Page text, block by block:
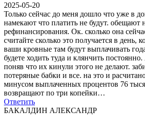
2025-05-20
Только сейчас до меня дошло что уже в
намекают что платить не будут. обещают
рефинансирования. Ок. сколько она
считайте сколько это получается в день,
ваши кровные там будут выплачивать
будете ходить туда и клянчить
поняв что их кинули этого не делают.
потеряные бабки и все. на это и
минусом выплаченных процентов 76
возвращают по три копейки…
Ответить
БАКАЛДИН АЛЕКСАНДР